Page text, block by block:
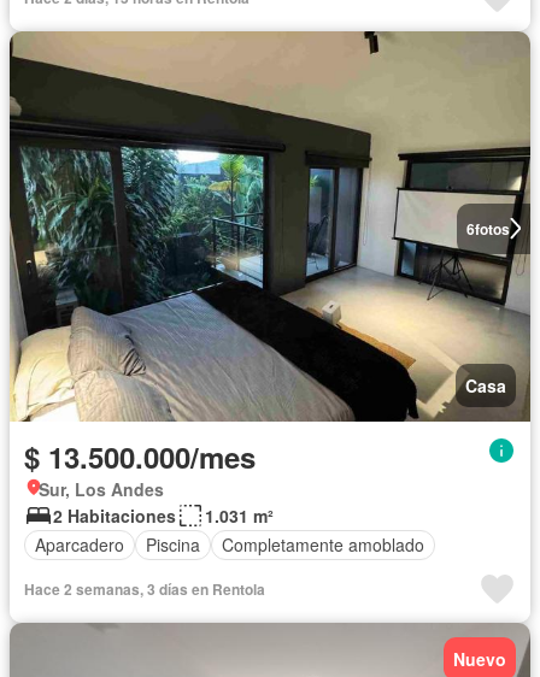
6fotos
Casa
$ 13.500.000/mes
Sur, Los Andes
2 Habitaciones
1.031 m²
Aparcadero
Piscina Completamente amoblado
Hace 2 semanas, 3 días en Rentola
Nuevo